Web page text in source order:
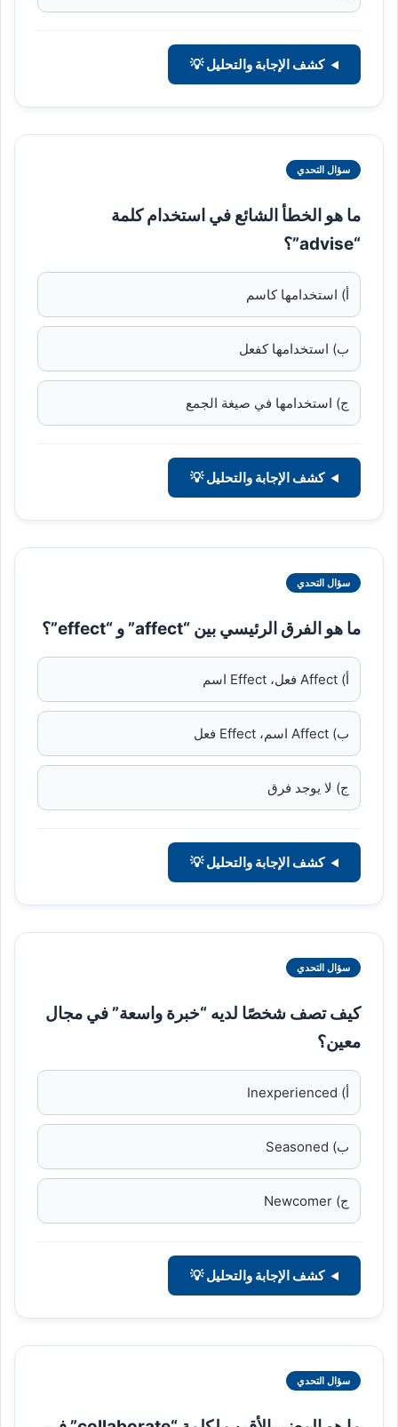
كشف الإجابة والتحليل 💡
سؤال التحدي
ما هو الخطأ الشائع في استخدام كلمة
“advise”؟
أ) استخدامها كاسم
ب) استخدامها كفعل
ج) استخدامها في صيغة الجمع
كشف الإجابة والتحليل 💡
سؤال التحدي
ما هو الفرق الرئيسي بين “affect” و “effect”؟
أ) Affect فعل، Effect اسم
ب) Affect اسم، Effect فعل
ج) لا يوجد فرق
كشف الإجابة والتحليل 💡
سؤال التحدي
كيف تصف شخصًا لديه “خبرة واسعة” في مجال
معين؟
أ) Inexperienced
ب) Seasoned
ج) Newcomer
كشف الإجابة والتحليل 💡
سؤال التحدي